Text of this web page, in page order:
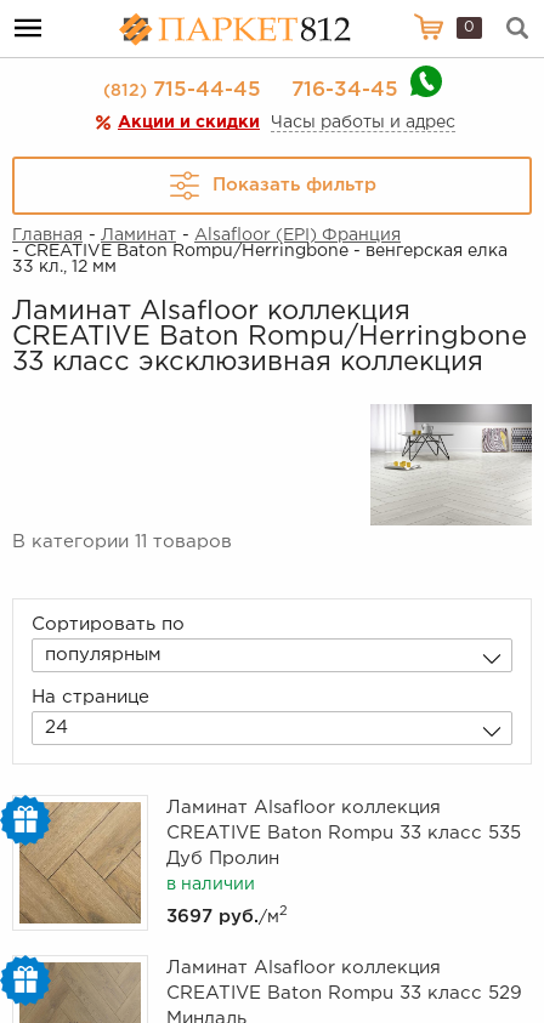
0
(812)715-44-45 716-34-45
Акции и скидки Часы работы и адрес
Показать фильтр
Главная - Ламинат - Alsafloor (EPI) Франция
- CREATIVE Baton Rompu/Herringbone - венгерская елка
33 кл., 12 мм
Ламинат Alsafloor коллекция
CREATIVE Baton Rompu/Herringbone
33 класс эксклюзивная коллекция
В категории 11 товаров
Сортировать по
популярным
На странице
24
Ламинат Alsafloor коллекция
CREATIVE Baton Rompu 33 класс 535
Дуб Пролин
в наличии
3697 руб./м2
Ламинат Alsafloor коллекция
CREATIVE Baton Rompu 33 класс 529
Миндаль